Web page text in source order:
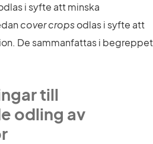
i syfte att minska
cover crops odlas i syfte att
De sammanfattas i begreppet
till
odling av